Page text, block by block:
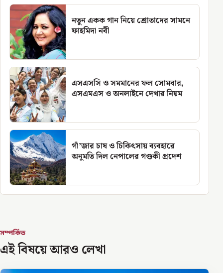
নতুন একক গান নিয়ে শ্রোতাদের সামনে
ফাহমিদা নবী
এসএসসি ও সমমানের ফল সোমবার,
এসএমএস ও অনলাইনে দেখার নিয়ম
গাঁ’জার চাষ ও চিকিৎসায় ব্যবহারে
অনুমতি দিল নেপালের গণ্ডকী প্রদেশ
সম্পর্কিত
এই বিষয়ে আরও লেখা